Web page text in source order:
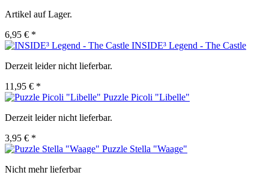
Artikel auf Lager.
6,95 € *
INSIDE³ Legend - The Castle
Derzeit leider nicht lieferbar.
11,95 € *
Puzzle Picoli "Libelle"
Derzeit leider nicht lieferbar.
3,95 € *
Puzzle Stella "Waage"
Nicht mehr lieferbar